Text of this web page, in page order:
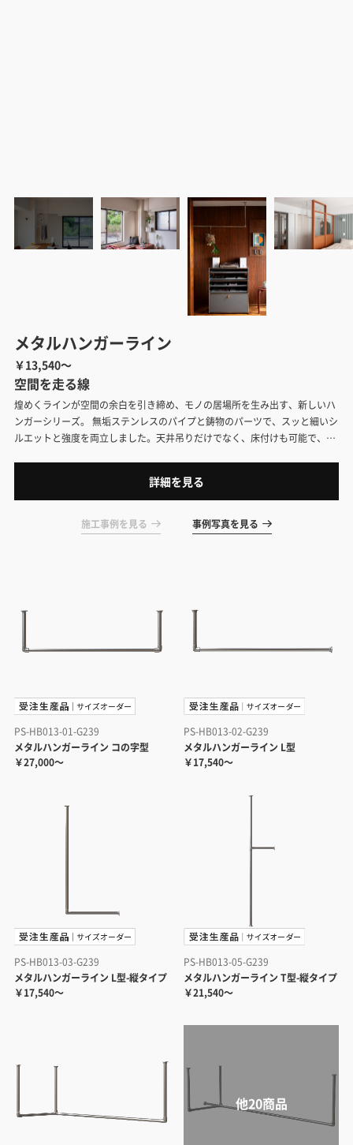
メタルハンガーライン
￥13,540～
空間を走る線
煌めくラインが空間の余白を引き締め、モノの居場所を生み出す、新しいハ
ンガーシリーズ。 無垢ステンレスのパイプと鋳物のパーツで、スッと細いシ
ルエットと強度を両立しました。天井吊りだけでなく、床付けも可能で、ラ
詳細を見る
施工事例を見る 事例写真を見る
PS-HB013-01-G239
メタルハンガーライン コの字型
￥27,000～
PS-HB013-02-G239
メタルハンガーライン L型
￥17,540～
PS-HB013-03-G239
メタルハンガーライン L型-縦タイプ
￥17,540～
PS-HB013-05-G239
メタルハンガーライン T型-縦タイプ
￥21,540～